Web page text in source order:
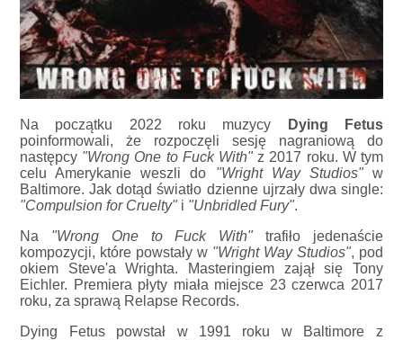
Na początku 2022 roku muzycy
Dying Fetus
poinformowali, że rozpoczęli sesję nagraniową do
następcy "Wrong One to Fuck With" z 2017 roku. W tym
celu Amerykanie weszli do "Wright Way Studios" w
Baltimore. Jak dotąd światło dzienne ujrzały dwa single:
"Compulsion for Cruelty"i "Unbridled Fury".
Na "Wrong One to Fuck With"trafiło jedenaście
kompozycji, które powstały w "Wright Way Studios", pod
okiem Steve'a Wrighta. Masteringiem zajął się Tony
Eichler. Premiera płyty miała miejsce 23 czerwca 2017
roku, za sprawą Relapse Records.
Dying Fetus powstał w 1991 roku w Baltimore z